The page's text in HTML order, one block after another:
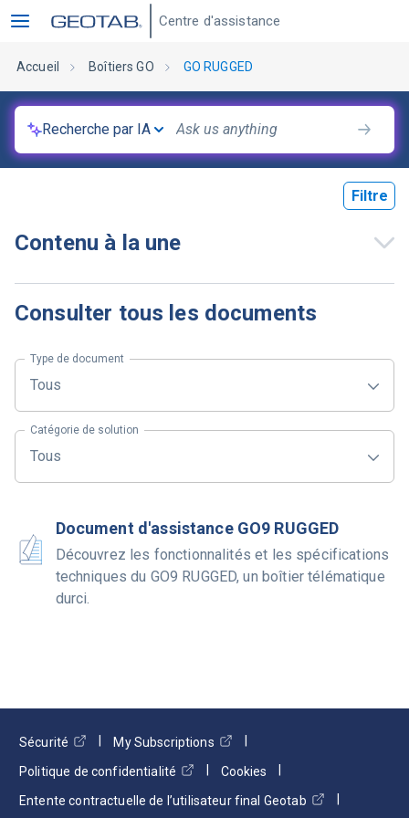
Centre d'assistance
Accueil Boîtiers GO GO RUGGED
Recherche par IA
Filtre
Contenu à la une
Consulter tous les documents
Type de document
Tous
Catégorie de solution
Tous
Document d'assistance GO9 RUGGED
Découvrez les fonctionnalités et les spécifications
techniques du GO9 RUGGED, un boîtier télématique
durci.
Sécurité
My Subscriptions
Politique de confidentialité
Cookies
Entente contractuelle de l’utilisateur final Geotab